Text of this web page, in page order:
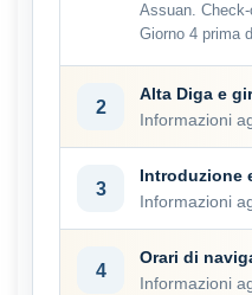
Assuan.
Giorno 4 prima
2
Alta Diga e
Informazioni
3
Introduzione
Informazioni
4
Orari di
Informazioni